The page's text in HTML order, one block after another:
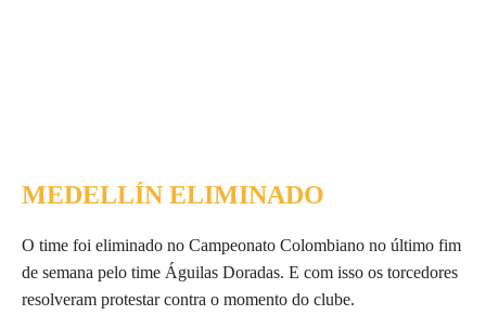
MEDELLÍN ELIMINADO
O time foi eliminado no Campeonato Colombiano no último fim
de semana pelo time Águilas Doradas. E com isso os torcedores
resolveram protestar contra o momento do clube.